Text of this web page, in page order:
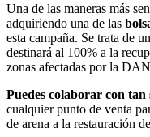
Una de las maneras más
adquiriendo una de las
esta campaña. Se trata de
destinará al 100% a la
zonas afectadas por la
Puedes colaborar con tan
cualquier punto de venta
de arena a la restauración